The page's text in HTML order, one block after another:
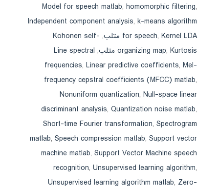
Model for speech matlab,homomorphic filtering,
Independent component analysis,k-means algorithm
for speech,Kernel LDA متلب ,
Kohonen self-
organizing map,Kurtosis متلب ,
Line spectral
frequencies,Linear predictive coefficients,Mel-
frequency cepstral coefficients (MFCC) matlab,
Nonuniform quantization,Null-space linear
discriminant analysis,Quantization noise matlab,
Short-time Fourier transformation,Spectrogram
matlab,Speech compression matlab,Support vector
machine matlab,Support Vector Machine speech
recognition,Unsupervised learning algorithm,
Unsupervised learning algorithm matlab, Zero-